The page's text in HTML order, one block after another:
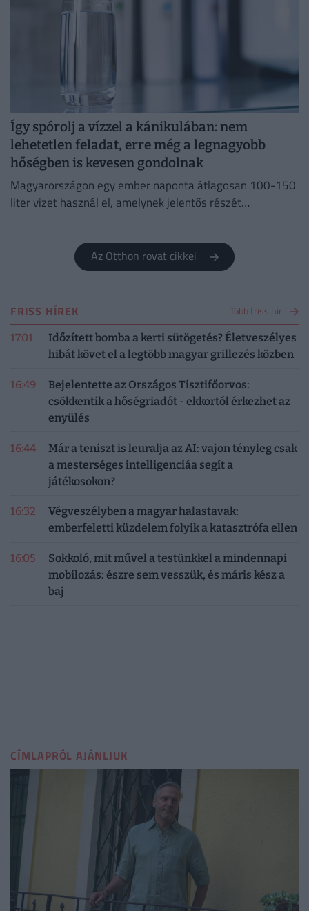
Így spórolj a vízzel a kánikulában: nem
lehetetlen feladat, erre még a legnagyobb
hőségben is kevesen gondolnak
Magyarországon egy ember naponta átlagosan 100-150
liter vizet használ el, amelynek jelentős részét
Az Otthon rovat cikkei
FRISS HÍREK Több friss hír
17:01
Időzített bomba a kerti sütögetés? Életveszélyes
hibát követ el a legtöbb magyar grillezés közben
16:49
Bejelentette az Országos Tisztifőorvos:
csökkentik a hőségriadót - ekkortól érkezhet az
enyülés
16:44
Már a teniszt is leuralja az AI: vajon tényleg csak
a mesterséges intelligenciáa segít a
játékosokon?
16:32
Végveszélyben a magyar halastavak:
emberfeletti küzdelem folyik a katasztrófa ellen
16:05
Sokkoló, mit művel a testünkkel a mindennapi
mobilozás: észre sem vesszük, és máris kész a
baj
CÍMLAPRÓL AJÁNLJUK